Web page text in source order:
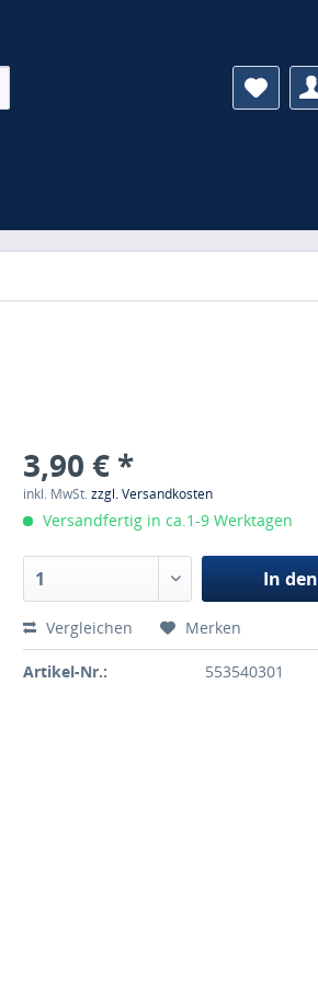
3,90 € *
inkl. MwSt.zzgl. Versandkosten
Versandfertig in ca.1-9 Werktagen
In den
Vergleichen Merken
Artikel-Nr.: 553540301